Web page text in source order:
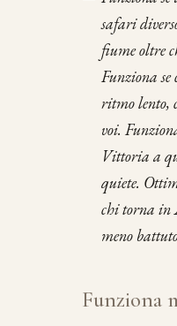
safari
fiume oltre
Funziona se
ritmo lento,
voi.
Vittoria a
quiete.
chi torna in
meno
Funziona